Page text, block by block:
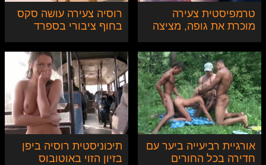
טרמפיסטית צעירה
מוכרת את גופה, מציצה
רוסיה צעירה עושה סקס
בחוף ציבורי בספרד
אורגיית רביעייה ביער עם
חדירה בכל החורים
תיכוניסטית רוסיה ביפן
בזיון הזוי באוטובוס